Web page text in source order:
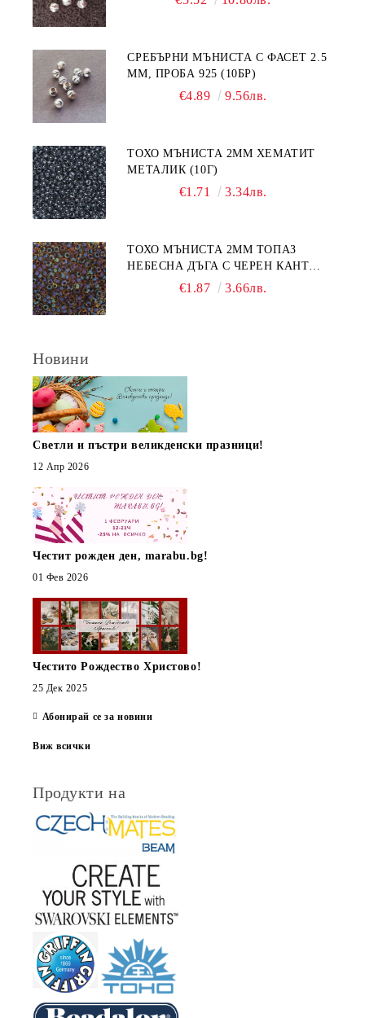
СРЕБЪРНИ МЪНИСТА С ФАСЕТ 2.5
ММ, ПРОБА 925 (10БР)
€4.89 9.56лв.
ТОХО МЪНИСТА 2ММ ХЕМАТИТ
МЕТАЛИК (10Г)
€1.71 3.34лв.
ТОХО МЪНИСТА 2ММ ТОПАЗ
НЕБЕСНА ДЪГА С ЧЕРЕН КАНТ
€1.87 3.66лв.
Новини
Светли и пъстри великденски празници!
12 Апр 2026
Честит рожден ден, marabu.bg!
01 Фев 2026
Честито Рождество Христово!
25 Дек 2025
Абонирай се за новини
Виж всички
Продукти на